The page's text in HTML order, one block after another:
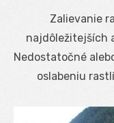
Zalievanie
najdôležitejších
Nedostatočné
oslabeniu